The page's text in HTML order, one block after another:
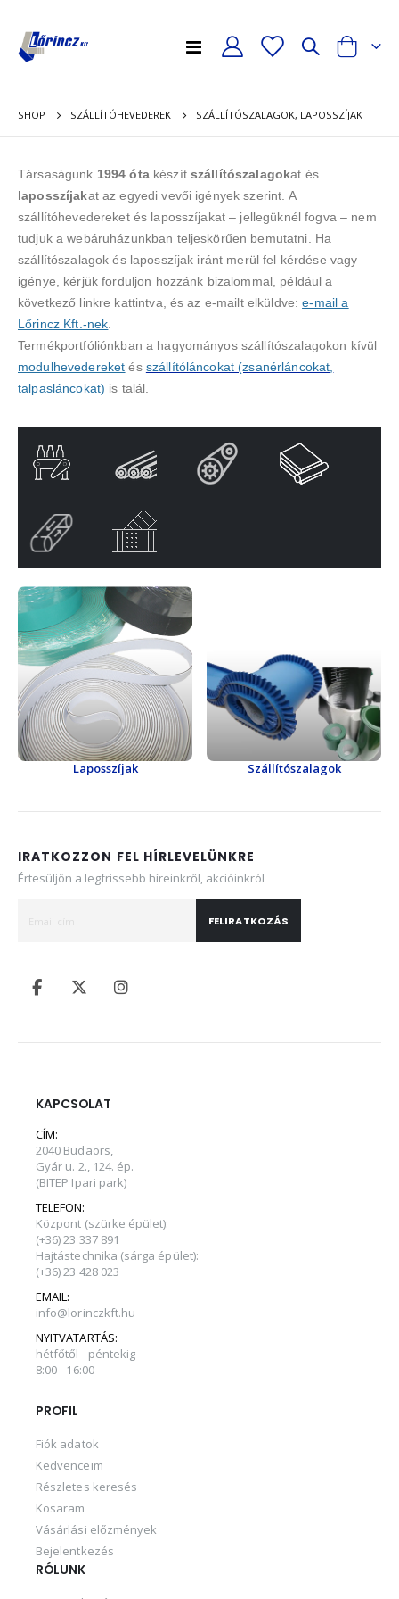
Toggle
Cart
SHOP SZÁLLÍTÓHEVEDEREK SZÁLLÍTÓSZALAGOK, LAPOSSZÍJAK
Társaságunk 1994 ótakészít szállítószalagokat és
laposszíjakat az egyedi vevői igények szerint. A
szállítóhevedereket és laposszíjakat – jellegüknél fogva – nem
tudjuk a webáruházunkban teljeskörűen bemutatni. Ha
szállítószalagok és laposszíjak iránt merül fel kérdése vagy
igénye, kérjük forduljon hozzánk bizalommal, például a
következő linkre kattintva, és az e-mailt elküldve:e-mail a
Lőrincz Kft.-nek
Termékportfóliónkban a hagyományos szállítószalagokon kívül
modulhevedereket és szállítóláncokat (zsanérláncokat,
talpasláncokat) is talál.
Laposszíjak Szállítószalagok
IRATKOZZON FEL HÍRLEVELÜNKRE
Értesüljön a legfrissebb híreinkről, akcióinkról
FELIRATKOZÁS
KAPCSOLAT
CÍM:
2040 Budaörs,
Gyár u. 2., 124. ép.
(BITEP Ipari park)
TELEFON:
Központ (szürke épület):
(+36) 23 337 891
Hajtástechnika (sárga épület):
(+36) 23 428 023
EMAIL:
info@lorinczkft.hu
NYITVATARTÁS:
hétfőtől - péntekig
8:00 - 16:00
PROFIL
Fiók adatok
Kedvenceim
Részletes keresés
Kosaram
Vásárlási előzmények
Bejelentkezés
RÓLUNK